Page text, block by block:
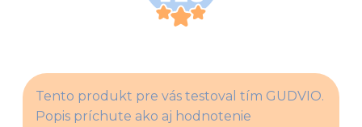
Tento produkt pre vás testoval tím GUDVIO.
Popis príchute ako aj hodnotenie